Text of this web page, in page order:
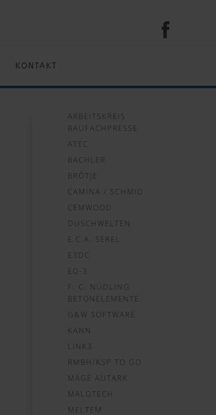
KONTAKT
ARBEITSKREIS
BAUFACHPRESSE
ATEC
BACHLER
BRÖTJE
CAMINA / SCHMID
CEMWOOD
DUSCHWELTEN
E.C.A. SEREL
E3DC
EQ-3
F. C. NÜDLING
BETONELEMENTE
G&W SOFTWARE
KANN
LINK3
RMBH/KSP TO GO
MAGE AUTARK
MALOTECH
MELTEM